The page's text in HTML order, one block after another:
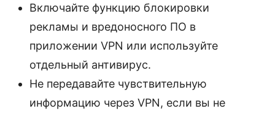
Включайте функцию блокировки
рекламы и вредоносного ПО в
приложении VPN или используйте
отдельный антивирус.
Не передавайте чувствительную
информацию через VPN, если вы не